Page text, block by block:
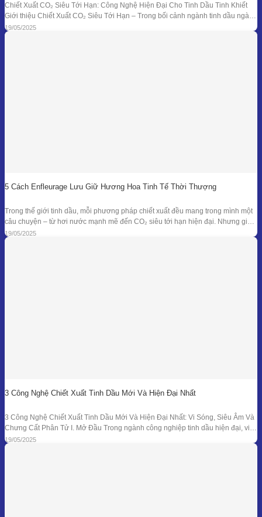
Chiết Xuất CO₂ Siêu Tới Hạn: Công Nghệ Hiện Đại Cho Tinh Dầu Tinh Khiết
Giới thiệu Chiết Xuất CO₂ Siêu Tới Hạn – Trong bối cảnh ngành tinh dầu ngày
càng đồi hỏi cao về độ tinh khiết, tính an toàn và hiệu quả sinh học, phương
pháp chiết xuất bằng CO₂ siêu tới
19/05/2025
5 Cách Enfleurage Lưu Giữ Hương Hoa Tinh Tế Thời Thượng
Trong thế giới tinh dầu, mỗi phương pháp chiết xuất đều mang trong mình một
câu chuyện – từ hơi nước mạnh mẽ đến CO₂ siêu tới hạn hiện đại. Nhưng giữa
dòng chảy công nghệ ấy, enfleurage – một kỹ thuật cổ xưa và tinh tế – vẫn tồn
tại như một biểu tượng
19/05/2025
3 Công Nghệ Chiết Xuất Tinh Dầu Mới Và Hiện Đại Nhất
3 Công Nghệ Chiết Xuất Tinh Dầu Mới Và Hiện Đại Nhất: Vi Sóng, Siêu Âm Và
Chưng Cất Phân Tử I. Mở Đầu Trong ngành công nghiệp tinh dầu hiện đại, việc
tối ưu hóa hiệu suất chiết xuất, giữ nguyên hương thơm và hoạt chất trị liệu là
mục tiêu hàng đầu. Bên
19/05/2025